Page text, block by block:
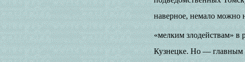
наверное, немало можно
«мелким злодействам» в
Кузнецке. Но — главным